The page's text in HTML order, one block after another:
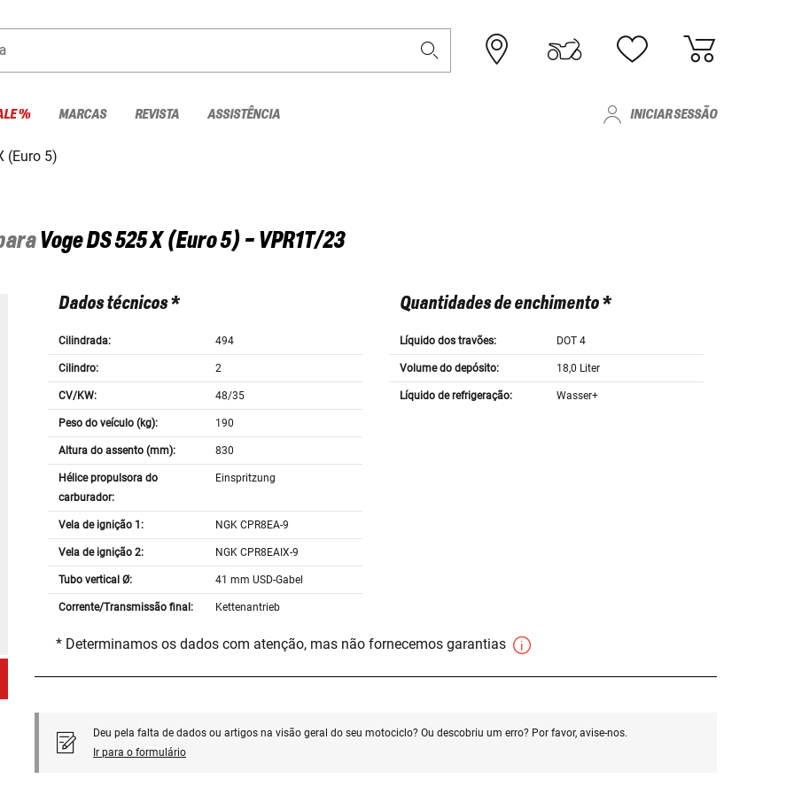
% MARCAS REVISTA ASSISTÊNCIA INICIAR SESSÃO
(Euro 5)
VogeDS 525 X (Euro 5) - VPR1T/23
Dados técnicos *
Cilindrada: 494
Cilindro: 2
CV/KW: 48/35
Peso do veículo (kg): 190
Altura do assento (mm): 830
Hélice propulsora do
carburador:
Einspritzung
Vela de ignição 1: NGK CPR8EA-9
Vela de ignição 2: NGK CPR8EAIX-9
Tubo vertical Ø: 41 mm USD-Gabel
Corrente/Transmissão final: Kettenantrieb
Quantidades de enchimento *
Líquido dos travões: DOT 4
Volume do depósito: 18,0 Liter
Líquido de refrigeração: Wasser+
* Determinamos os dados com atenção, mas não fornecemos garantias
Deu pela falta de dados ou artigos na visão geral do seu motociclo? Ou descobriu um erro? Por favor, avise-nos.
Ir para o formulário